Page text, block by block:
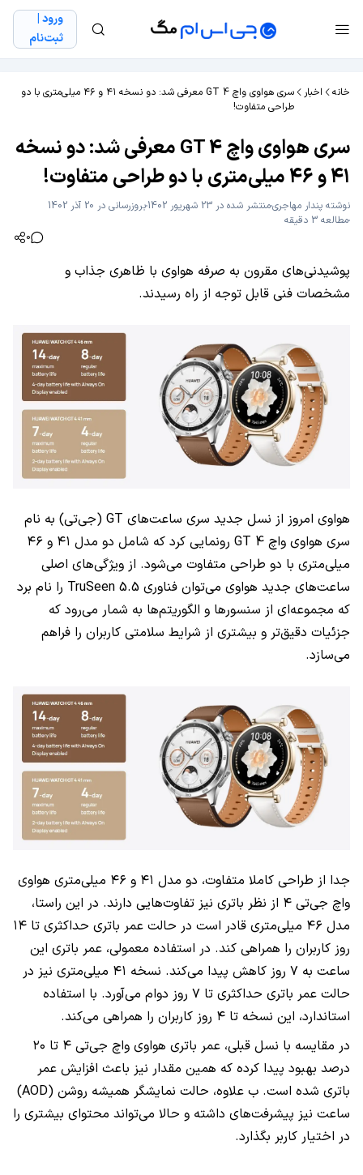
ورود |
ثبت‌نام
خانه اخبار
سری هواوی واچ GT 4 معرفی شد: دو نسخه ۴۱ و ۴۶ میلی‌متری با دو
طراحی متفاوت!
سری هواوی واچ GT 4 معرفی شد: دو نسخه
۴۱ و ۴۶ میلی‌متری با دو طراحی متفاوت!
نوشته پندار مهاجریمنتشر شده در 23 شهریور 1402
بروزرسانی در 20 آذر 1402
مطالعه 3 دقیقه
0
پوشیدنی‌های مقرون به صرفه هواوی با ظاهری جذاب و
مشخصات فنی قابل توجه از راه رسیدند.
هواوی امروز از نسل جدید سری ساعت‌های GT (جی‌تی)‌ به نام
سری هواوی واچ GT 4 رونمایی کرد که شامل دو مدل ۴۱ و ۴۶
میلی‌متری با دو طراحی متفاوت می‌شود. از ویژگی‌های اصلی
ساعت‌های جدید هواوی می‌توان فناوری TruSeen 5.5 را نام برد
که مجموعه‌ای از سنسورها و الگوریتم‌ها به شمار می‌رود که
جزئیات دقیق‌تر و بیشتری از شرایط سلامتی کاربران را فراهم
می‌سازد.
جدا از طراحی کاملا متفاوت، دو مدل ۴۱ و ۴۶ میلی‌متری هواوی
واچ جی‌تی ۴ از نظر باتری نیز تفاوت‌هایی دارند. در این راستا،
مدل ۴۶ میلی‌متری قادر است در حالت عمر باتری حداکثری تا ۱۴
روز کاربران را همراهی کند. در استفاده معمولی، عمر باتری این
ساعت به ۷ روز کاهش پیدا می‌کند. نسخه ۴۱ میلی‌متری نیز در
حالت عمر باتری حداکثری تا ۷ روز دوام می‌آورد. با استفاده
استاندارد، این نسخه تا ۴ روز کاربران را همراهی می‌کند.
در مقایسه با نسل قبلی، عمر باتری هواوی واچ جی‌تی ۴ تا ۲۰
درصد بهبود پیدا کرده که همین مقدار نیز باعث افزایش عمر
باتری شده است. ب علاوه، حالت نمایشگر همیشه روشن (AOD)
ساعت نیز پیشرفت‌های داشته و حالا می‌تواند محتوای بیشتری را
در اختیار کاربر بگذارد.